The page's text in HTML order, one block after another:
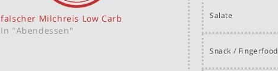
falscher Milchreis Low Carb
In "Abendessen"
Salate
Snack / Fingerfood